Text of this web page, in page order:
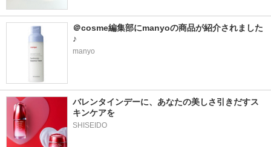
＠cosme編集部にmanyoの商品が紹介されました
♪
manyo
バレンタインデーに、あなたの美しさ引きだすス
キンケアを
SHISEIDO